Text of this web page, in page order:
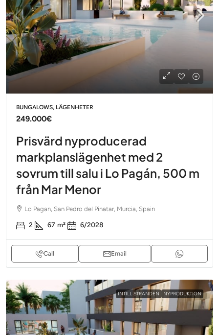
BUNGALOWS, LÄGENHETER
249.000€
Prisvärd nyproducerad
markplanslägenhet med 2
sovrum till salu i Lo Pagán, 500 m
från Mar Menor
Lo Pagan, San Pedro del Pinatar, Murcia, Spain
2 67 m² 6/2028
Call Email
INTILL STRANDEN NYPRODUKTION